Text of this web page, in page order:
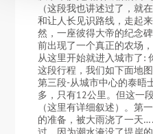
（这段我也讲述过了，就
和让人长见识路线，走起
然，一座彼得大帝的纪念
前出现了一个真正的农场
从这里开始就进入城市了:
这段行程，我们如下面地
第三段-从城市中心的泰晤
多，只有12公里。但这一
（这里有详细叙述）。第
的准备，被大雨浇了一天